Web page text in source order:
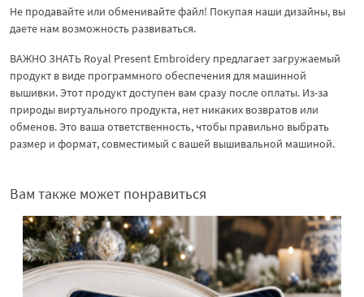
Не продавайте или обменивайте файл! Покупая наши дизайны, вы
даете нам возможность развиваться.
ВАЖНО ЗНАТЬ Royal Present Embroidery предлагает загружаемый
продукт в виде программного обеспечения для машинной
вышивки. Этот продукт доступен вам сразу после оплаты. Из-за
природы виртуального продукта, нет никаких возвратов или
обменов. Это ваша ответственность, чтобы правильно выбрать
размер и формат, совместимый с вашей вышивальной машиной.
Вам также может понравиться